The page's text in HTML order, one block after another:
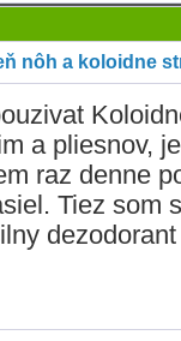
nôh a koloidne
a pliesnov,
raz denne
Tiez som